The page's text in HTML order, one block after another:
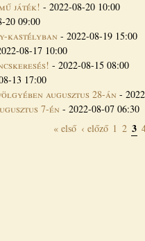
játék! - 2022-08-20 10:00
20 09:00
kastélyban - 2022-08-19 15:00
08-17 10:00
- 2022-08-15 08:00
13 17:00
augusztus 28-án -
7-én - 2022-08-07 06:30
« első ‹ előző 1 2 3